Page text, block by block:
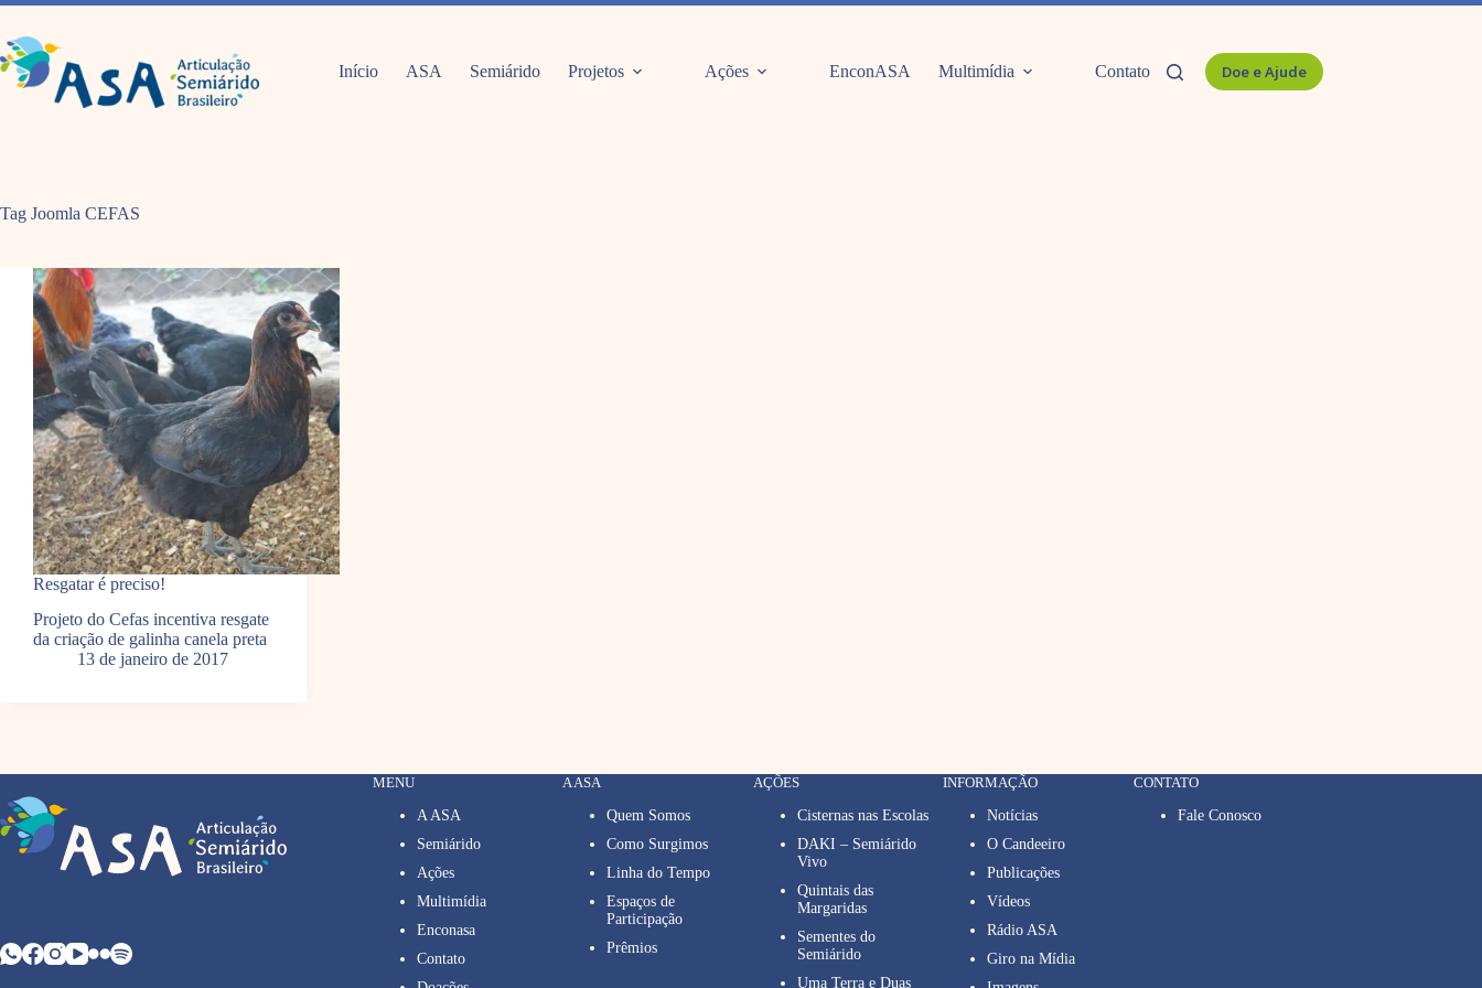
Pular
o
conteúdo
Início ASA Semiárido Projetos Ações EnconASA Multimídia Contato Doe e Ajude
Tag Joomla CEFAS
Resgatar é preciso!
Projeto do Cefas incentiva resgate
da criação de galinha canela preta
13 de janeiro de 2017
MENU
A ASA
Semiárido
Ações
Multimídia
Enconasa
Contato
A ASA
Quem Somos
Como Surgimos
Linha do Tempo
Espaços de
Participação
Prêmios
AÇÕES
Cisternas nas Escolas
DAKI – Semiárido
Vivo
Quintais das
Margaridas
Sementes do
Semiárido
Uma Terra e Duas
INFORMAÇÃO
Notícias
O Candeeiro
Publicações
Vídeos
Rádio ASA
Giro na Mídia
CONTATO
Fale Conosco